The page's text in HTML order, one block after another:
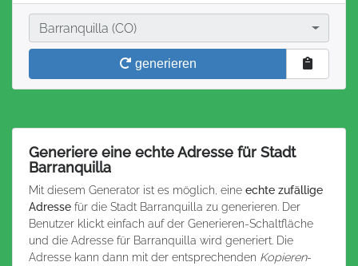
StadtBarranquilla (CO)
generieren
Generiere eine echte Adresse für Stadt
Barranquilla
Mit diesem Generator ist es möglich, eine echte zufällige
Adresse für die Stadt Barranquilla zu generieren. Der
Benutzer klickt einfach auf der Generieren-Schaltfläche
und die Adresse für Barranquilla wird generiert. Die
Adresse kann dann mit der entsprechenden Kopieren-